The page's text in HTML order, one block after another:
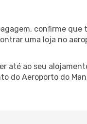
confirme
uma loja no
até ao seu
do Aeroporto do